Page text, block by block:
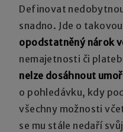
Definovat
snadno. Jde o
opodstatněný nárok
nemajetnosti či
nelze dosáhnout
o pohledávku, kdy
všechny možnosti
se mu stále nedaří